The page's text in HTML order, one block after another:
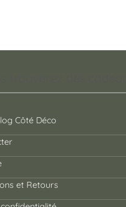
Côté Déco
et Retours